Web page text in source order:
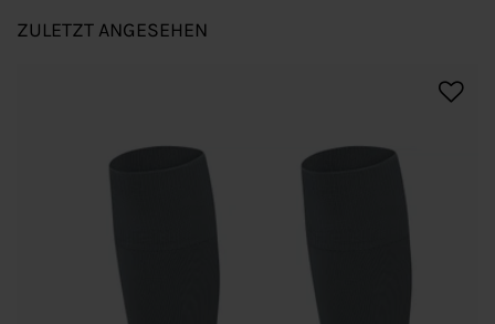
ZULETZT ANGESEHEN